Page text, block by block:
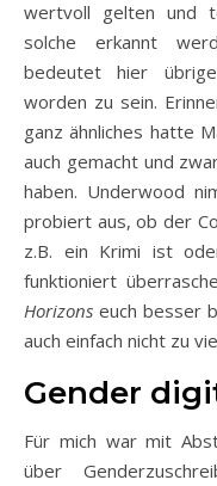
wertvoll gelten und
solche erkannt
bedeutet hier
worden zu sein.
ganz ähnliches hatte
auch gemacht und
haben. Underwood
probiert aus, ob der
z.B. ein Krimi ist
funktioniert
Horizons euch besser
auch einfach nicht zu
Gender
Für mich war mit
über